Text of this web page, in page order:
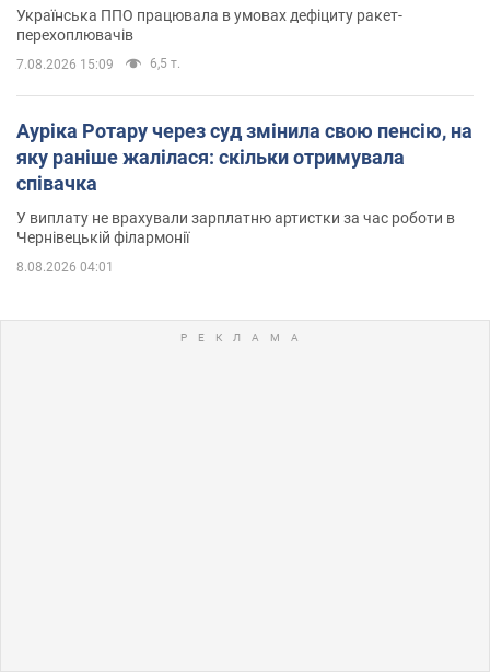
Українська ППО працювала в умовах дефіциту ракет-
перехоплювачів
7.08.2026 15:09 6,5 т.
Ауріка Ротару через суд змінила свою пенсію, на
яку раніше жалілася: скільки отримувала
співачка
У виплату не врахували зарплатню артистки за час роботи в
Чернівецькій філармонії
8.08.2026 04:01